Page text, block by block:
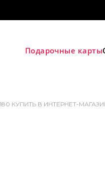
Подарочные карты